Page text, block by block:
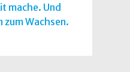
mache. Und
Wachsen.